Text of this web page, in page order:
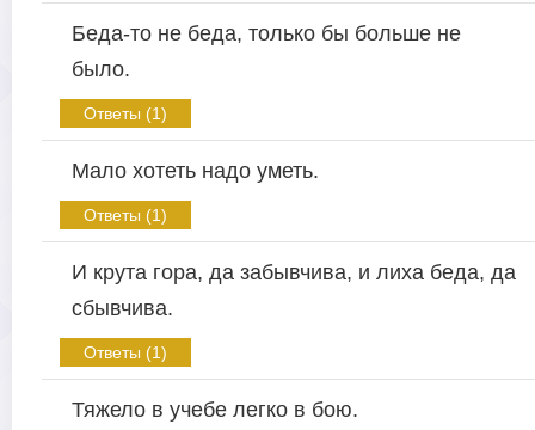
Беда-то не беда, только бы больше не
было.
Ответы (1)
Мало хотеть надо уметь.
Ответы (1)
И крута гора, да забывчива, и лиха беда, да
сбывчива.
Ответы (1)
Тяжело в учебе легко в бою.